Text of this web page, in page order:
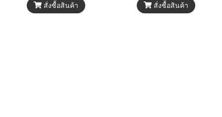
สั่งซื้อสินค้า สั่งซื้อสินค้า